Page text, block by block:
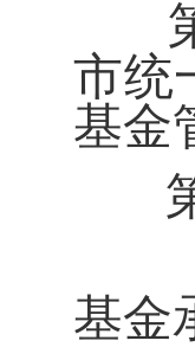
市统
基金
基金